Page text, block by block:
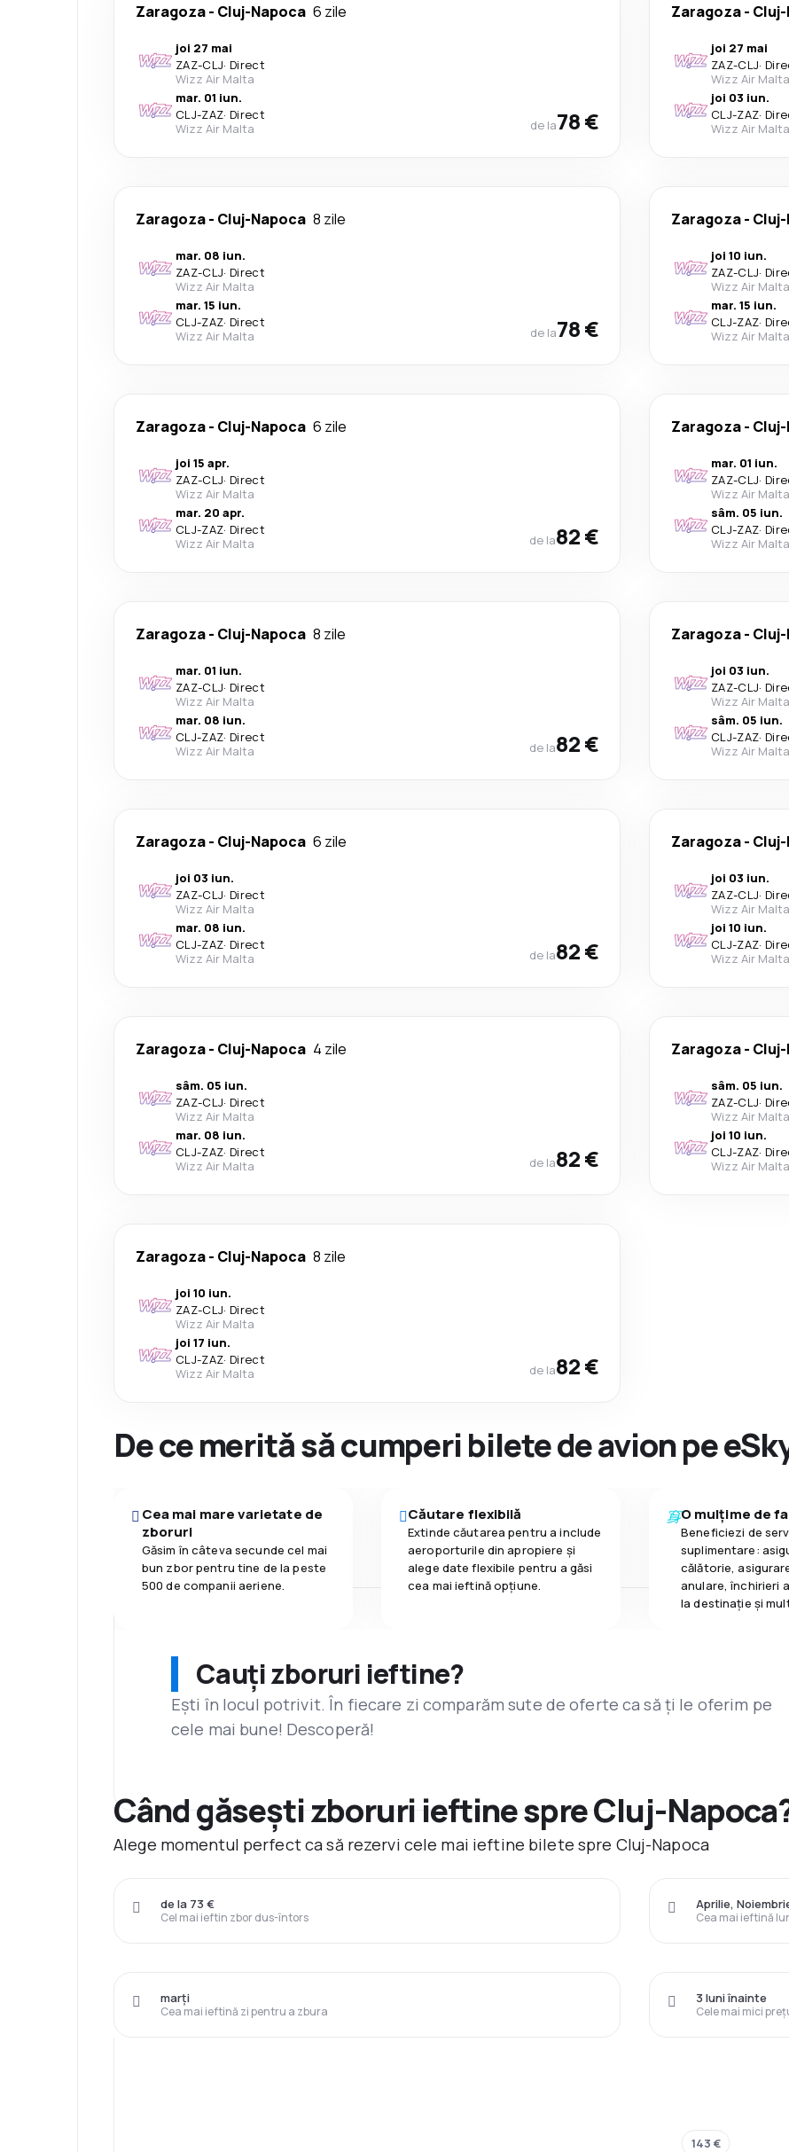
Zaragoza- Cluj-Napoca 6 zile
joi 27 mai
ZAZ-CLJ· Direct
Wizz Air Malta
mar. 01 iun.
CLJ-ZAZ· Direct
Wizz Air Malta
de la78 €
Zaragoza-
joi 27 mai
ZAZ-CLJ·
Wizz Air Malta
joi 03 iun.
CLJ-ZAZ·
Wizz Air Malta
Zaragoza- Cluj-Napoca 8 zile
mar. 08 iun.
ZAZ-CLJ· Direct
Wizz Air Malta
mar. 15 iun.
CLJ-ZAZ· Direct
Wizz Air Malta
de la78 €
Zaragoza-
joi 10 iun.
ZAZ-CLJ·
Wizz Air Malta
mar. 15 iun.
CLJ-ZAZ·
Wizz Air Malta
Zaragoza- Cluj-Napoca 6 zile
joi 15 apr.
ZAZ-CLJ· Direct
Wizz Air Malta
mar. 20 apr.
CLJ-ZAZ· Direct
Wizz Air Malta
de la82 €
Zaragoza-
mar. 01 iun.
ZAZ-CLJ·
Wizz Air Malta
sâm. 05 iun.
CLJ-ZAZ·
Wizz Air Malta
Zaragoza- Cluj-Napoca 8 zile
mar. 01 iun.
ZAZ-CLJ· Direct
Wizz Air Malta
mar. 08 iun.
CLJ-ZAZ· Direct
Wizz Air Malta
de la82 €
Zaragoza-
joi 03 iun.
ZAZ-CLJ·
Wizz Air Malta
sâm. 05 iun.
CLJ-ZAZ·
Wizz Air Malta
Zaragoza- Cluj-Napoca 6 zile
joi 03 iun.
ZAZ-CLJ· Direct
Wizz Air Malta
mar. 08 iun.
CLJ-ZAZ· Direct
Wizz Air Malta
de la82 €
Zaragoza-
joi 03 iun.
ZAZ-CLJ·
Wizz Air Malta
joi 10 iun.
CLJ-ZAZ·
Wizz Air Malta
Zaragoza- Cluj-Napoca 4 zile
sâm. 05 iun.
ZAZ-CLJ· Direct
Wizz Air Malta
mar. 08 iun.
CLJ-ZAZ· Direct
Wizz Air Malta
de la82 €
Zaragoza-
sâm. 05 iun.
ZAZ-CLJ·
Wizz Air Malta
joi 10 iun.
CLJ-ZAZ·
Wizz Air Malta
Zaragoza- Cluj-Napoca 8 zile
joi 10 iun.
ZAZ-CLJ· Direct
Wizz Air Malta
joi 17 iun.
CLJ-ZAZ· Direct
Wizz Air Malta
de la82 €
De ce merită să cumperi bilete de avion pe
Cea mai mare varietate de
zboruri
Găsim în câteva secunde cel mai
bun zbor pentru tine de la peste
500 de companii aeriene.
Căutare flexibilă
Extinde căutarea pentru a include
aeroporturile din apropiere și
alege date flexibile pentru a găsi
cea mai ieftină opțiune.
O mulțime de
Beneficiezi de
suplimentare:
călătorie,
anulare, închirieri
la destinaţie și
Cauți zboruri ieftine?
Ești în locul potrivit. În fiecare zi comparăm sute de oferte ca să ți le oferim pe
cele mai bune! Descoperă!
Când găsești zboruri ieftine spre Cluj-
Alege momentul perfect ca să rezervi cele mai ieftine bilete spre Cluj-Napoca
Cel mai ieftin zbor dus-întors
de la 73 €
Cea mai ieftină
Aprilie,
Cea mai ieftină zi pentru a zbura
marți
Cele mai mici
3 luni înainte
143 €